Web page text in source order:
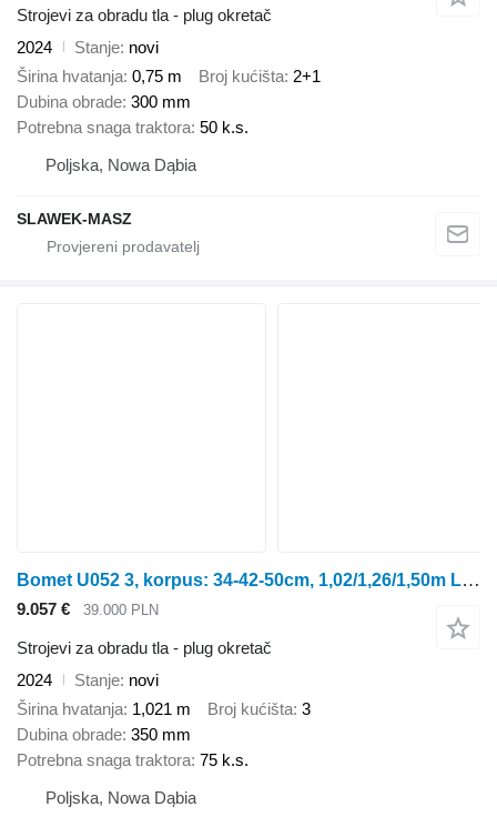
Strojevi za obradu tla - plug okretač
2024
Stanje novi
Širina hvatanja 0,75 m Broj kućišta 2+1
Dubina obrade 300 mm
Potrebna snaga traktora 50 k.s.
Poljska, Nowa Dąbia
SLAWEK-MASZ
Bomet U052 3, korpus: 34-42-50cm, 1,02/1,26/1,50m Leo
9.057 € 39.000 PLN
Strojevi za obradu tla - plug okretač
2024
Stanje novi
Širina hvatanja 1,021 m Broj kućišta 3
Dubina obrade 350 mm
Potrebna snaga traktora 75 k.s.
Poljska, Nowa Dąbia